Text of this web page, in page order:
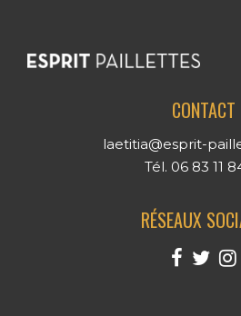
CONTACT
laetitia@esprit-
Tél. 06 83 11
RÉSEAUX